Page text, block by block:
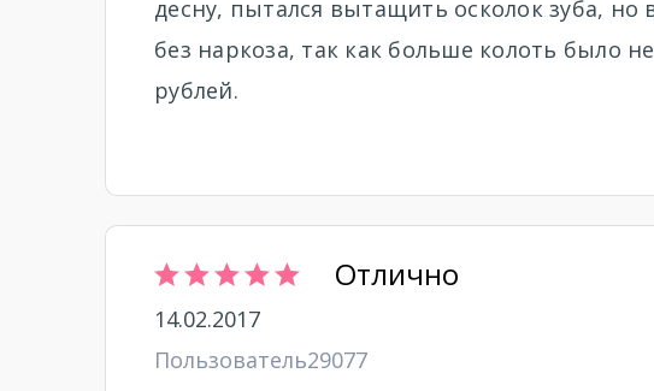
десну, пытался вытащить осколок зуба,
без наркоза, так как больше колоть было
рублей.
Отлично
14.02.2017
Пользователь29077